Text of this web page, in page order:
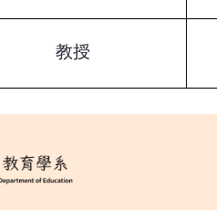
教授